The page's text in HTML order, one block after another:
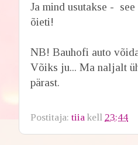
Ja mind usutakse -
õieti!
NB! Bauhofi auto
Võiks ju... Ma naljalt
pärast.
Postitaja:tiia kell 23:44